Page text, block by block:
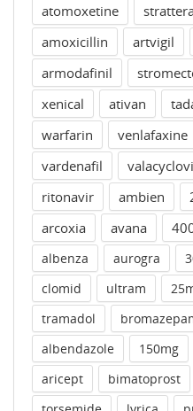
atomoxetine
amoxicillin
artvigil
armodafinil
xenical
ativan
warfarin
venlafaxine
vardenafil
ritonavir
ambien
arcoxia
avana
albenza
aurogra
clomid
ultram
tramadol
albendazole
150mg
aricept
bimatoprost